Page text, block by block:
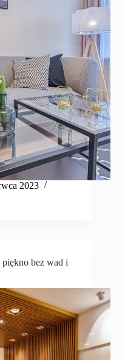
2023
bez wad i